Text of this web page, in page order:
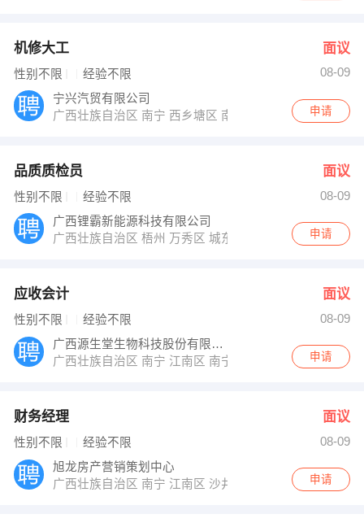
机修大工 面议
性别不限 经验不限
08-09
宁兴汽贸有限公司
广西壮族自治区 南宁 西乡塘区 南宁市高华路12号申请
品质质检员 面议
性别不限 经验不限
08-09
广西锂霸新能源科技有限公司
广西壮族自治区 梧州 万秀区 城东镇都连永新嘉利西北
申请
应收会计 面议
性别不限 经验不限
08-09
广西源生堂生物科技股份有限公司
广西壮族自治区 南宁 江南区 南宁经济开发区国凯大道东
申请
财务经理 面议
性别不限 经验不限
08-09
旭龙房产营销策划中心
广西壮族自治区 南宁 江南区 沙井大道39号融晟海悦城营
申请